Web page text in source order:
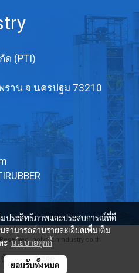
ด (PTI)
ราน จ.นครปฐม 73210
polytechindustry.co.th
1,290
มประสิทธิภาพและประสบการณ์ที่ดี
สามารถอ่านรายละเอียดเพิ่มเติม
ะนโยบายคุกกี้
ยอมรับทั้งหมด